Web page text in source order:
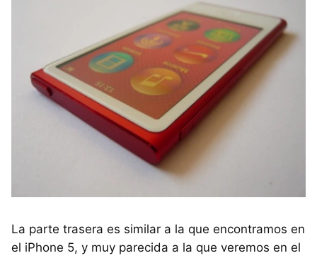
La parte trasera es similar a la que encontramos en
el iPhone 5, y muy parecida a la que veremos en el